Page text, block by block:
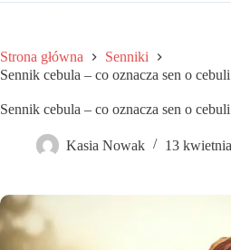
Strona główna
Senniki
Sennik cebula – co oznacza sen o
Sennik cebula – co oznacza sen o
Kasia Nowak 13